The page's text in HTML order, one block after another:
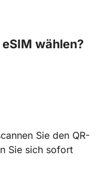
wählen?
Sie den QR-
Sie sich sofort